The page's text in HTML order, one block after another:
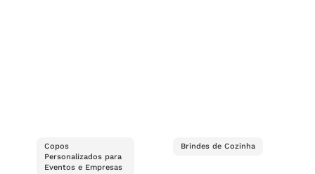
Copos
Personalizados para
Eventos e Empresas
Brindes de Cozinha